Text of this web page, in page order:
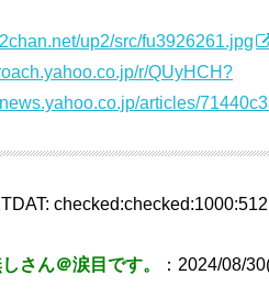
up2/src/fu3926261.jpg
r/QUyHCH?
articles/
さん＠涙目です。 ：2024/08/